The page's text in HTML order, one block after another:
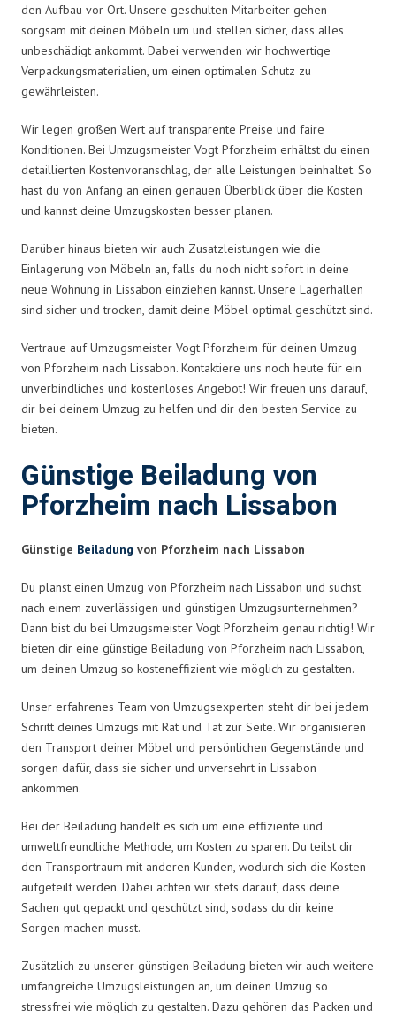
den Aufbau vor Ort. Unsere geschulten Mitarbeiter gehen
sorgsam mit deinen Möbeln um und stellen sicher, dass alles
unbeschädigt ankommt. Dabei verwenden wir hochwertige
Verpackungsmaterialien, um einen optimalen Schutz zu
gewährleisten.
Wir legen großen Wert auf transparente Preise und faire
Konditionen. Bei Umzugsmeister Vogt Pforzheim erhältst du einen
detaillierten Kostenvoranschlag, der alle Leistungen beinhaltet. So
hast du von Anfang an einen genauen Überblick über die Kosten
und kannst deine Umzugskosten besser planen.
Darüber hinaus bieten wir auch Zusatzleistungen wie die
Einlagerung von Möbeln an, falls du noch nicht sofort in deine
neue Wohnung in Lissabon einziehen kannst. Unsere Lagerhallen
sind sicher und trocken, damit deine Möbel optimal geschützt sind.
Vertraue auf Umzugsmeister Vogt Pforzheim für deinen Umzug
von Pforzheim nach Lissabon. Kontaktiere uns noch heute für ein
unverbindliches und kostenloses Angebot! Wir freuen uns darauf,
dir bei deinem Umzug zu helfen und dir den besten Service zu
bieten.
Günstige Beiladung von
Pforzheim nach Lissabon
Günstige Beiladung von Pforzheim nach Lissabon
Du planst einen Umzug von Pforzheim nach Lissabon und suchst
nach einem zuverlässigen und günstigen Umzugsunternehmen?
Dann bist du bei Umzugsmeister Vogt Pforzheim genau richtig! Wir
bieten dir eine günstige Beiladung von Pforzheim nach Lissabon,
um deinen Umzug so kosteneffizient wie möglich zu gestalten.
Unser erfahrenes Team von Umzugsexperten steht dir bei jedem
Schritt deines Umzugs mit Rat und Tat zur Seite. Wir organisieren
den Transport deiner Möbel und persönlichen Gegenstände und
sorgen dafür, dass sie sicher und unversehrt in Lissabon
ankommen.
Bei der Beiladung handelt es sich um eine effiziente und
umweltfreundliche Methode, um Kosten zu sparen. Du teilst dir
den Transportraum mit anderen Kunden, wodurch sich die Kosten
aufgeteilt werden. Dabei achten wir stets darauf, dass deine
Sachen gut gepackt und geschützt sind, sodass du dir keine
Sorgen machen musst.
Zusätzlich zu unserer günstigen Beiladung bieten wir auch weitere
umfangreiche Umzugsleistungen an, um deinen Umzug so
stressfrei wie möglich zu gestalten. Dazu gehören das Packen und